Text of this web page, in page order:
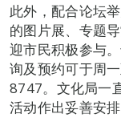
此外，配合论坛
的图片展、专题
迎市民积极参与
询及预约可于周
8747。文化局一
活动作出妥善安